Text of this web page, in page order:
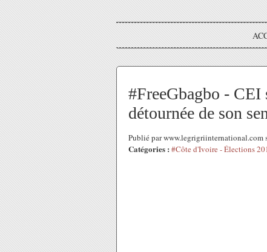
#FreeGbagbo - CEI
détournée de son
Publié par www.legrigriinternational.com
Catégories : #Côte d'Ivoire - Élections